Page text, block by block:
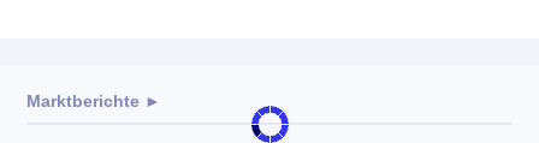
Marktberichte ►